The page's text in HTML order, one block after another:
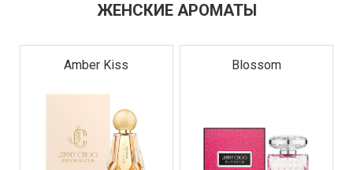
ЖЕНСКИЕ АРОМАТЫ
Amber Kiss Blossom